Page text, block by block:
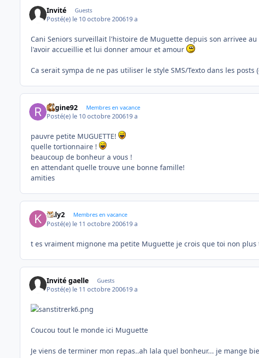
Invité Guests
Posté(e) le 10 octobre 200619 a
Cani Seniors surveillait l'histoire de Muguette depuis son arrivee
l'avoir accueillie et lui donner amour et amour
Ca serait sympa de ne pas utiliser le style SMS/Texto dans les posts
Regine92 Membres en vacance
Posté(e) le 10 octobre 200619 a
pauvre petite MUGUETTE!
quelle tortionnaire !
beaucoup de bonheur a vous !
en attendant quelle trouve une bonne famille!
amities
kaly2 Membres en vacance
Posté(e) le 11 octobre 200619 a
t es vraiment mignone ma petite Muguette je crois que toi non
Invité gaelle Guests
Posté(e) le 11 octobre 200619 a
Coucou tout le monde ici Muguette
Je viens de terminer mon repas..ah lala quel bonheur... je mange